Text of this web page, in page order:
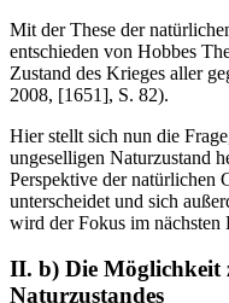
Mit der These der
entschieden von Hobbes
Zustand des Krieges aller
2008, [1651], S. 82).
Hier stellt sich nun die
ungeselligen Naturzustand
Perspektive der natürlichen
unterscheidet und sich
wird der Fokus im nächsten
II. b) Die Möglichkeit
Naturzustandes